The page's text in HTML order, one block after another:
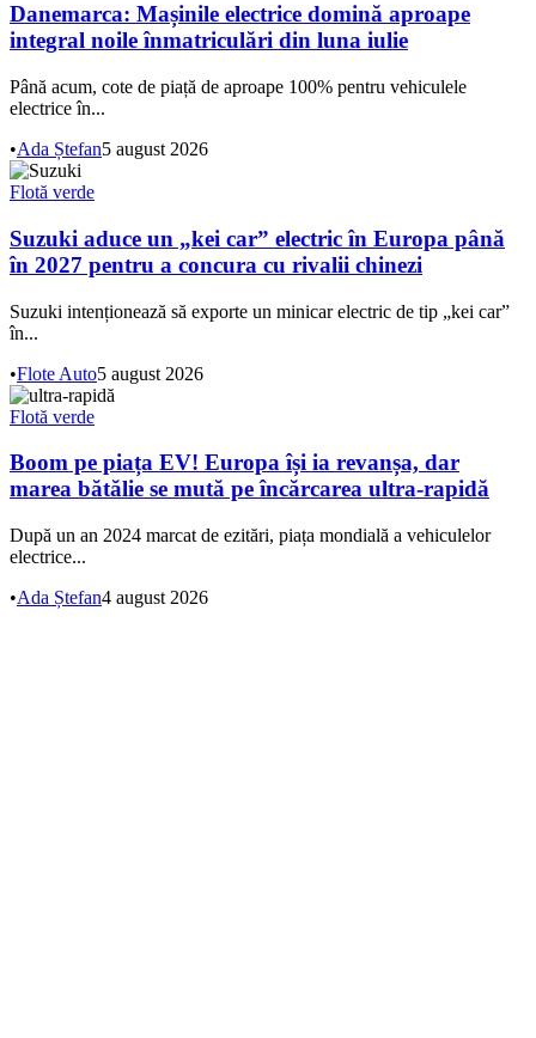
Danemarca: Mașinile electrice domină aproape
integral noile înmatriculări din luna iulie
Până acum, cote de piață de aproape 100% pentru vehiculele
electrice în...
•Ada Ștefan5 august 2026
Flotă verde
Suzuki aduce un „kei car” electric în Europa până
în 2027 pentru a concura cu rivalii chinezi
Suzuki intenționează să exporte un minicar electric de tip „kei car”
în...
•Flote Auto5 august 2026
Flotă verde
Boom pe piața EV! Europa își ia revanșa, dar
marea bătălie se mută pe încărcarea ultra-rapidă
După un an 2024 marcat de ezitări, piața mondială a vehiculelor
electrice...
•Ada Ștefan4 august 2026